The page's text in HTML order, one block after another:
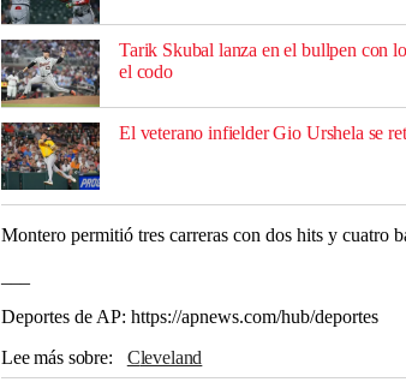
Tarik Skubal lanza en el bullpen con
el codo
El veterano infielder Gio Urshela se
Montero permitió tres carreras con dos hits y cuatro
Deportes de AP: https://apnews.com/hub/deportes
Lee más sobre
Cleveland